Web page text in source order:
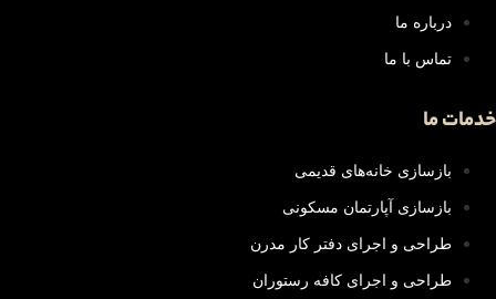
درباره ما
تماس با ما
خدمات ما
بازسازی خانه‌های قدیمی
بازسازی آپارتمان مسکونی
طراحی و اجرای دفتر کار مدرن
طراحی و اجرای کافه رستوران